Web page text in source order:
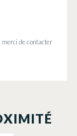
merci de contacter